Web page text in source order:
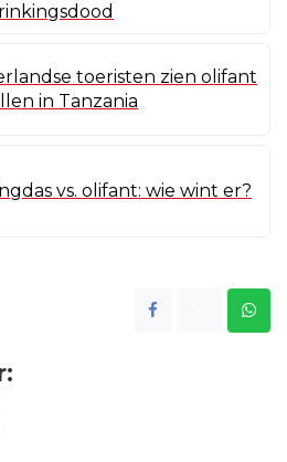
toeristen zien olifant
in Tanzania
vs. olifant: wie wint er?